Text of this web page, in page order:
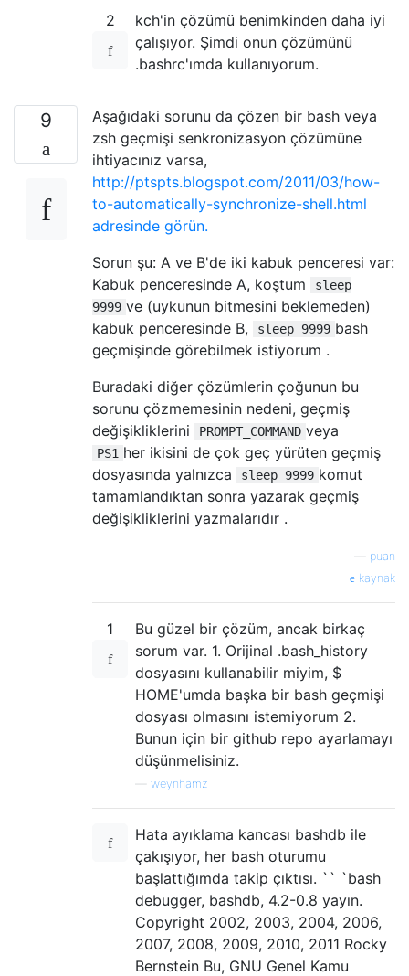
2
kch'in çözümü benimkinden daha iyi
çalışıyor. Şimdi onun çözümünü
.bashrc'ımda kullanıyorum.
9
Aşağıdaki sorunu da çözen bir bash veya
zsh geçmişi senkronizasyon çözümüne
ihtiyacınız varsa,
http://ptspts.blogspot.com/2011/03/how-
to-automatically-synchronize-shell.html
adresinde görün.
Sorun şu: A ve B'de iki kabuk penceresi var:
Kabuk penceresinde A, koştum
sleep
9999 ve (uykunun bitmesini beklemeden)
kabuk penceresinde B,
sleep 9999 bash
geçmişinde görebilmek istiyorum .
Buradaki diğer çözümlerin çoğunun bu
sorunu çözmemesinin nedeni, geçmiş
değişikliklerini
PROMPT_COMMAND veya
PS1 her ikisini de çok geç yürüten geçmiş
dosyasında yalnızca
sleep 9999 komut
tamamlandıktan sonra yazarak geçmiş
değişikliklerini yazmalarıdır .
puan
kaynak
1
Bu güzel bir çözüm, ancak birkaç
sorum var. 1. Orijinal .bash_history
dosyasını kullanabilir miyim, $
HOME'umda başka bir bash geçmişi
dosyası olmasını istemiyorum 2.
Bunun için bir github repo ayarlamayı
düşünmelisiniz.
weynhamz
Hata ayıklama kancası bashdb ile
çakışıyor, her bash oturumu
başlattığımda takip çıktısı. `` `bash
debugger, bashdb, 4.2-0.8 yayın.
Copyright 2002, 2003, 2004, 2006,
2007, 2008, 2009, 2010, 2011 Rocky
Bernstein Bu, GNU Genel Kamu